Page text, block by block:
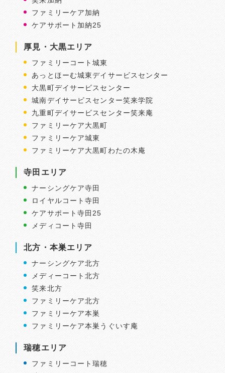
ファミリーケア加納
ケアサポート加納25
厚見・大黒エリア
ファミリーコート城東
あっとほーむ城東デイサービスセンター
大黒町デイサービスセンター
城南デイサービスセンター笑来学院
九重町デイサービスセンター笑来庵
ファミリーケア大黒町
ファミリーケア城東
ファミリーケア大黒町わたの木庵
寺田エリア
ナーシングケア寺田
ロイヤルコート寺田
ケアサポート寺田25
メディコート寺田
北方・本巣エリア
ナーシングケア北方
メディーコート北方
笑来北方
ファミリーケア北方
ファミリーケア本巣
ファミリーケア本巣うぐいす庵
瑞穂エリア
ファミリーコート瑞穂